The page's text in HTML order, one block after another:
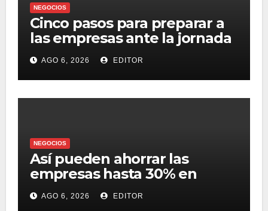
NEGOCIOS
Cinco pasos para preparar a
las empresas ante la jornada
laboral de 40 horas
AGO 6, 2026 EDITOR
NEGOCIOS
Así pueden ahorrar las
empresas hasta 30% en
presupuesto
AGO 6, 2026 EDITOR